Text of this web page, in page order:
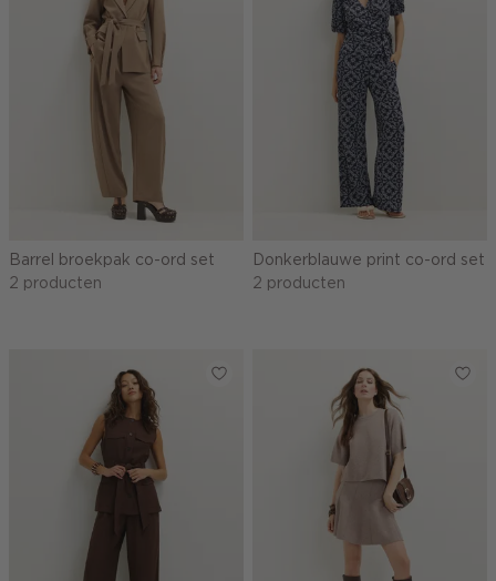
Barrel broekpak co-ord set
2 producten
Donkerblauwe print co-ord set
2 producten